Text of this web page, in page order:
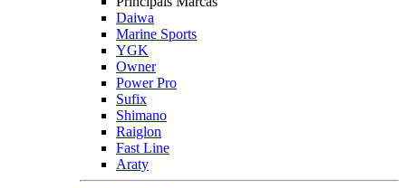
Daiwa
Marine Sports
YGK
Owner
Power Pro
Sufix
Shimano
Raiglon
Fast Line
Araty